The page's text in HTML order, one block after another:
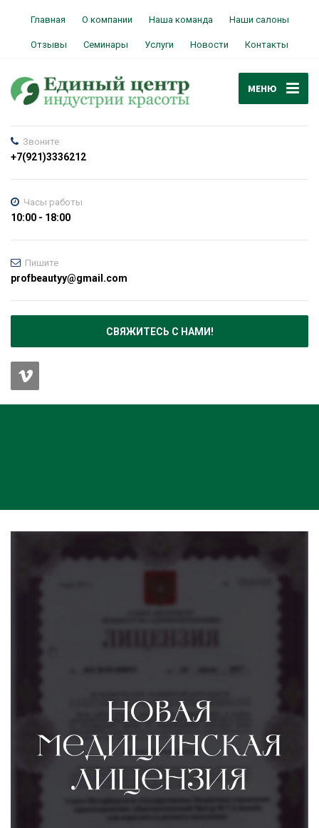
Главная О компании Наша команда Наши салоны
Отзывы Семинары Услуги Новости Контакты
МЕНЮ
Звоните
+7(921)3336212
Часы работы
10:00 - 18:00
Пишите
profbeautyy@gmail.com
СВЯЖИТЕСЬ С НАМИ!